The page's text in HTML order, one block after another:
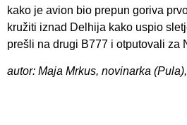
kako je avion bio prepun goriva
kružiti iznad Delhija kako uspio
prešli na drugi B777 i otputovali za
autor: Maja Mrkus, novinarka